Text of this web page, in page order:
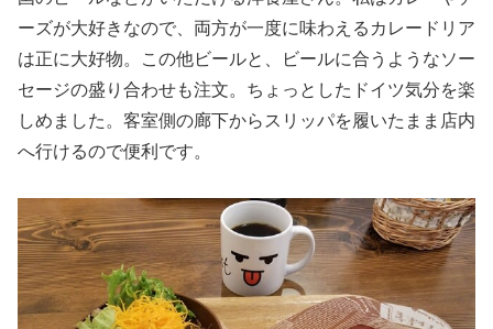
ーズが大好きなので、両方が一度に味わえるカレードリア
は正に大好物。この他ビールと、ビールに合うようなソー
セージの盛り合わせも注文。ちょっとしたドイツ気分を楽
しめました。客室側の廊下からスリッパを履いたまま店内
へ行けるので便利です。